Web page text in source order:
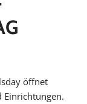
öffnet
Einrichtungen.